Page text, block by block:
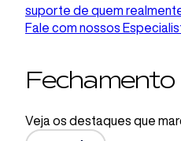
suporte de quem
Fale com nossos
Fechamento
Veja os destaques que